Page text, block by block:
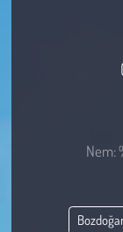
Nem:
Hayvan